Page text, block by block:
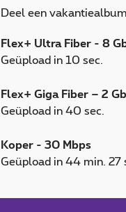
Deel een
Flex+ Ultra Fiber - 8
Geüpload in 10 sec.
Flex+ Giga Fiber – 2
Geüpload in 40 sec.
Koper - 30 Mbps
Geüpload in 44 min. 27